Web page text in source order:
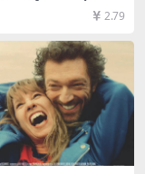
l’oeuvre de M
(1999)[百度网
9.5GB][中文字
2.79